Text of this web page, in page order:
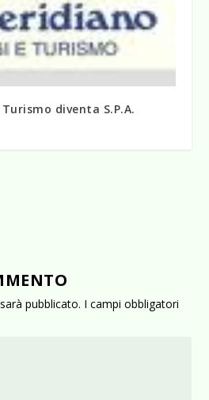
diventa S.P.A.
pubblicato. I campi obbligatori